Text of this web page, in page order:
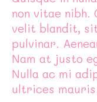
เสียง
non vitae nibh.
velit blandit,
pulvinar.
Nam at justo
Nulla ac mi
ultrices